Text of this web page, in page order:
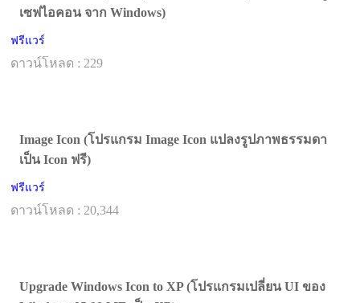
เซฟไอคอน จาก Windows)
ฟรีแวร์
ดาวน์โหลด : 229
Image Icon (โปรแกรม Image Icon แปลงรูปภาพธรรมดา
เป็น Icon ฟรี)
ฟรีแวร์
ดาวน์โหลด : 20,344
Upgrade Windows Icon to XP (โปรแกรมเปลี่ยน UI ของ